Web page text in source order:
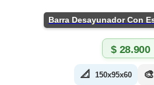
$28.900
📐 150x95x60 🎨